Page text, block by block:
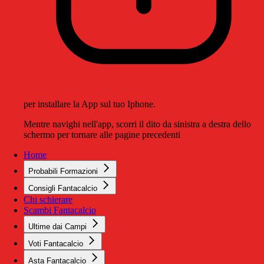
per installare la App sul tuo Iphone.
Mentre navighi nell'app, scorri il dito da sinistra a destra dello
schermo per tornare alle pagine precedenti
Home
Probabili Formazioni
Consigli Fantacalcio
Chi schierare
Scambi Fantacalcio
Ultime dai Campi
Voti Fantacalcio
Asta Fantacalcio